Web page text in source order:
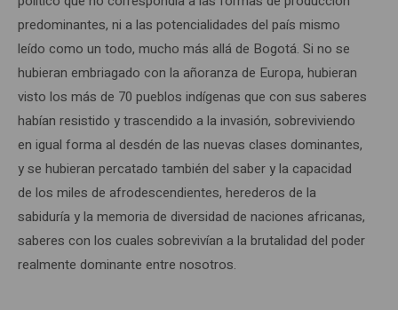
predominantes, ni a las potencialidades del país mismo
leído como un todo, mucho más allá de Bogotá. Si no se
hubieran embriagado con la añoranza de Europa, hubieran
visto los más de 70 pueblos indígenas que con sus saberes
habían resistido y trascendido a la invasión, sobreviviendo
en igual forma al desdén de las nuevas clases dominantes,
y se hubieran percatado también del saber y la capacidad
de los miles de afrodescendientes, herederos de la
sabiduría y la memoria de diversidad de naciones africanas,
saberes con los cuales sobrevivían a la brutalidad del poder
realmente dominante entre nosotros.